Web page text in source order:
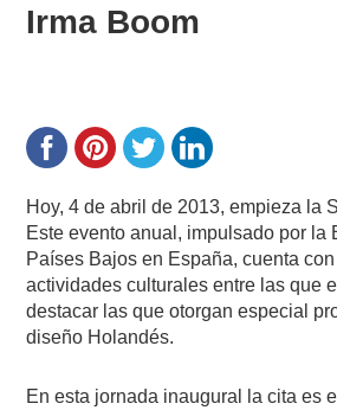
Irma Boom
Hoy, 4 de abril de 2013, empieza la
Este evento anual, impulsado por la
Países Bajos en España, cuenta
actividades culturales entre las que
destacar las que otorgan especial
diseño Holandés.
En esta jornada inaugural la cita es